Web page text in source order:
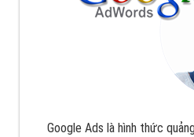
Google Ads là hình thức